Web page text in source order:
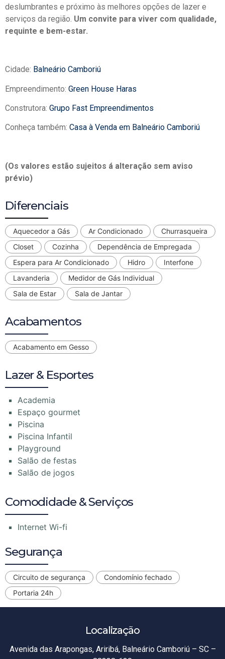
deslumbrantes e próximo às melhores opções de lazer e
serviços da região. Um convite para viver com qualidade,
requinte e bem-estar.
Cidade: Balneário Camboriú
Empreendimento: Green House Haras
Construtora: Grupo Fast Empreendimentos
Conheça também: Casa à Venda em Balneário Camboriú
(Os valores estão sujeitos á alteração sem aviso
prévio)
Diferenciais
Aquecedor a Gás Ar Condicionado
Churrasqueira
Closet
Cozinha
Dependência de Empregada
Espera para Ar Condicionado
Hidro
Interfone
Lavanderia
Medidor de Gás Individual
Sala de Estar
Sala de Jantar
Acabamentos
Acabamento em Gesso
Lazer & Esportes
Academia
Espaço gourmet
Piscina
Piscina Infantil
Playground
Salão de festas
Salão de jogos
Comodidade & Serviços
Internet Wi-fi
Segurança
Circuito de segurança
Condomínio fechado
Portaria 24h
Localização
Avenida das Arapongas, Ariribá, Balneário Camboriú – SC –